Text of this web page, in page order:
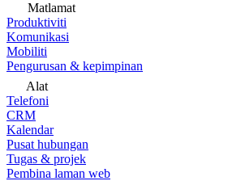
Matlamat
Produktiviti
Komunikasi
Mobiliti
Pengurusan & kepimpinan
Alat
Telefoni
CRM
Kalendar
Pusat hubungan
Tugas & projek
Pembina laman web